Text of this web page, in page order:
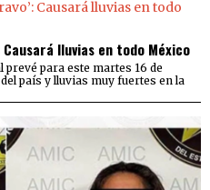
Causará lluvias en todo México
para este martes 16 de
país y lluvias muy fuertes en la